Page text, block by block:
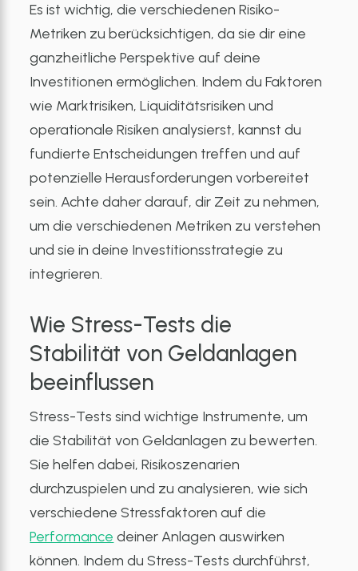
Es ist wichtig, die verschiedenen Risiko-
Metriken zu berücksichtigen, da sie dir eine
ganzheitliche Perspektive auf deine
Investitionen ermöglichen. Indem du Faktoren
wie Marktrisiken, Liquiditätsrisiken und
operationale Risiken analysierst, kannst du
fundierte Entscheidungen treffen und auf
potenzielle Herausforderungen vorbereitet
sein. Achte daher darauf, dir Zeit zu nehmen,
um die verschiedenen Metriken zu verstehen
und sie in deine Investitionsstrategie zu
integrieren.
Wie Stress-Tests die
Stabilität von Geldanlagen
beeinflussen
Stress-Tests sind wichtige Instrumente, um
die Stabilität von Geldanlagen zu bewerten.
Sie helfen dabei, Risikoszenarien
durchzuspielen und zu analysieren, wie sich
verschiedene Stressfaktoren auf die
Performance deiner Anlagen auswirken
können. Indem du Stress-Tests durchführst,